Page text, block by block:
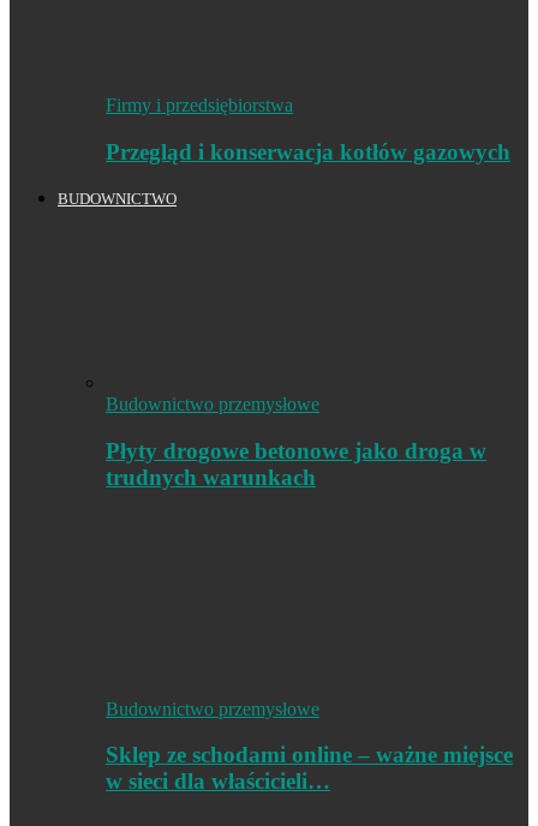
Firmy i przedsiębiorstwa
Przegląd i konserwacja kotłów gazowych
BUDOWNICTWO
Budownictwo przemysłowe
Płyty drogowe betonowe jako droga w
trudnych warunkach
Budownictwo przemysłowe
Sklep ze schodami online – ważne miejsce
w sieci dla właścicieli…